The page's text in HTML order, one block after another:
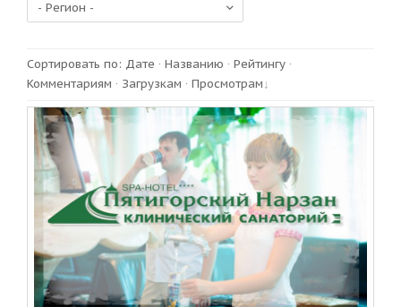
Сортировать по: Дате · Названию · Рейтингу ·
Комментариям · Загрузкам · Просмотрам